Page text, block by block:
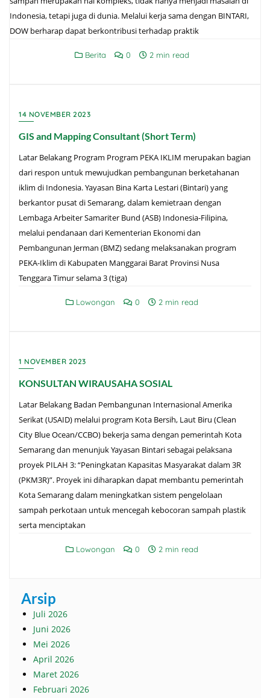
Indonesia, tetapi juga di dunia. Melalui kerja sama dengan BINTARI,
DOW berharap dapat berkontribusi terhadap praktik
Berita 0 2 min read
14 NOVEMBER 2023
GIS and Mapping Consultant (Short Term)
Latar Belakang Program Program PEKA IKLIM merupakan bagian
dari respon untuk mewujudkan pembangunan berketahanan
iklim di Indonesia. Yayasan Bina Karta Lestari (Bintari) yang
berkantor pusat di Semarang, dalam kemietraan dengan
Lembaga Arbeiter Samariter Bund (ASB) Indonesia-Filipina,
melalui pendanaan dari Kementerian Ekonomi dan
Pembangunan Jerman (BMZ) sedang melaksanakan program
PEKA-Iklim di Kabupaten Manggarai Barat Provinsi Nusa
Tenggara Timur selama 3 (tiga)
Lowongan 0 2 min read
1 NOVEMBER 2023
KONSULTAN WIRAUSAHA SOSIAL
Latar Belakang Badan Pembangunan Internasional Amerika
Serikat (USAID) melalui program Kota Bersih, Laut Biru (Clean
City Blue Ocean/CCBO) bekerja sama dengan pemerintah Kota
Semarang dan menunjuk Yayasan Bintari sebagai pelaksana
proyek PILAH 3: “Peningkatan Kapasitas Masyarakat dalam 3R
(PKM3R)”. Proyek ini diharapkan dapat membantu pemerintah
Kota Semarang dalam meningkatkan sistem pengelolaan
sampah perkotaan untuk mencegah kebocoran sampah plastik
serta menciptakan
Lowongan 0 2 min read
Arsip
Juli 2026
Juni 2026
Mei 2026
April 2026
Maret 2026
Februari 2026